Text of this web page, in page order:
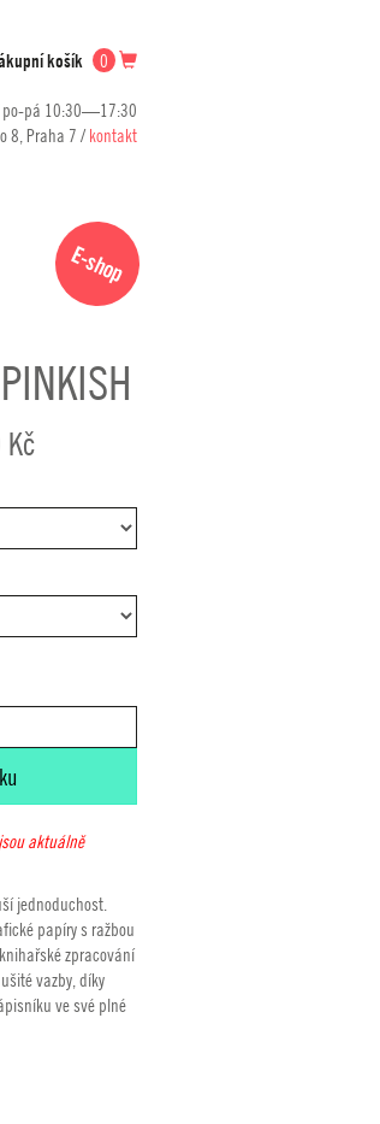
košík 0
pá 10:30—17:30
8, Praha 7 /kontakt
E-shop
KčRozpětí
290,00 Kč
350,00 Kč
aktuálně
jednoduchost.
papíry s ražbou
zpracování
vazby, díky
ve své plné